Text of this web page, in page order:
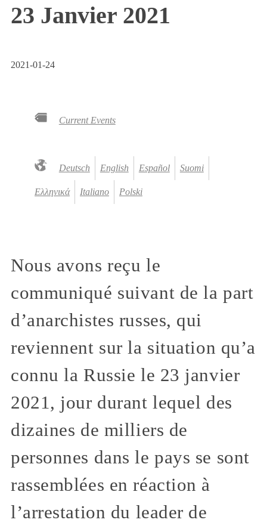
23 Janvier 2021
2021-01-24
Current Events
Deutsch English Español Suomi
Ελληνικά Italiano Polski
Nous avons reçu le
communiqué suivant de la part
d’anarchistes russes, qui
reviennent sur la situation qu’a
connu la Russie le 23 janvier
2021, jour durant lequel des
dizaines de milliers de
personnes dans le pays se sont
rassemblées en réaction à
l’arrestation du leader de